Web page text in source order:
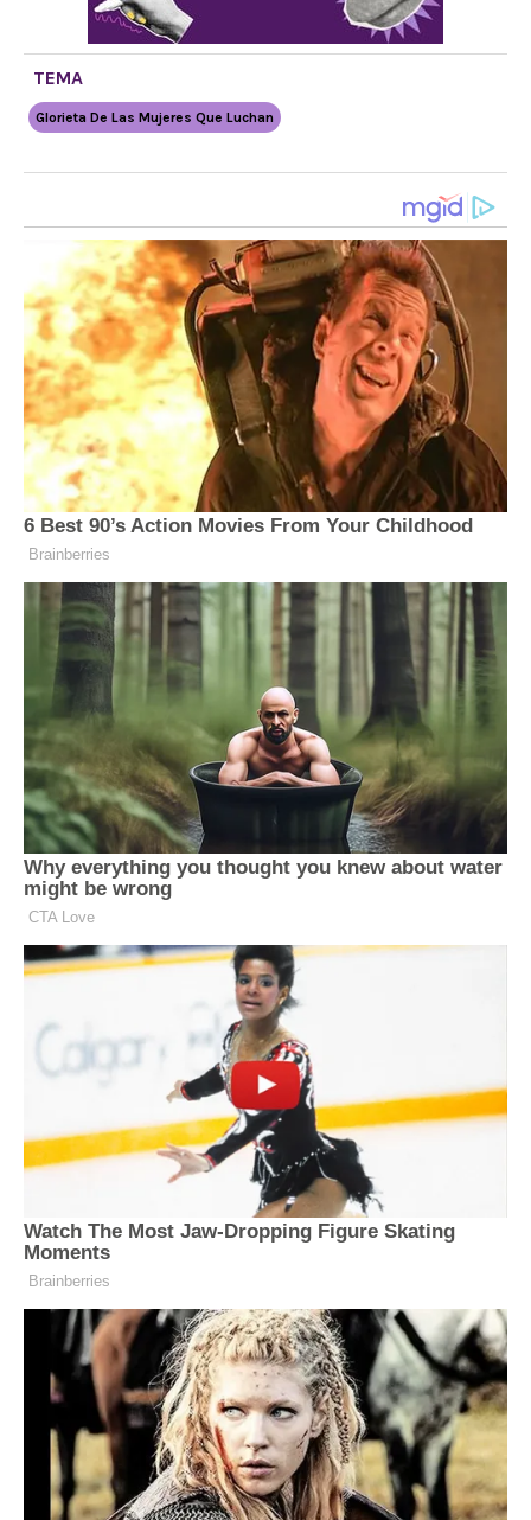
TEMA
Glorieta De Las Mujeres Que Luchan